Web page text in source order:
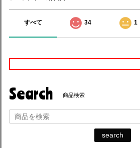
すべて 34 1
Search 商品検索
search